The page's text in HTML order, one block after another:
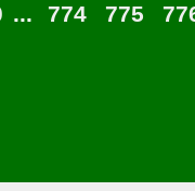
... 774 775